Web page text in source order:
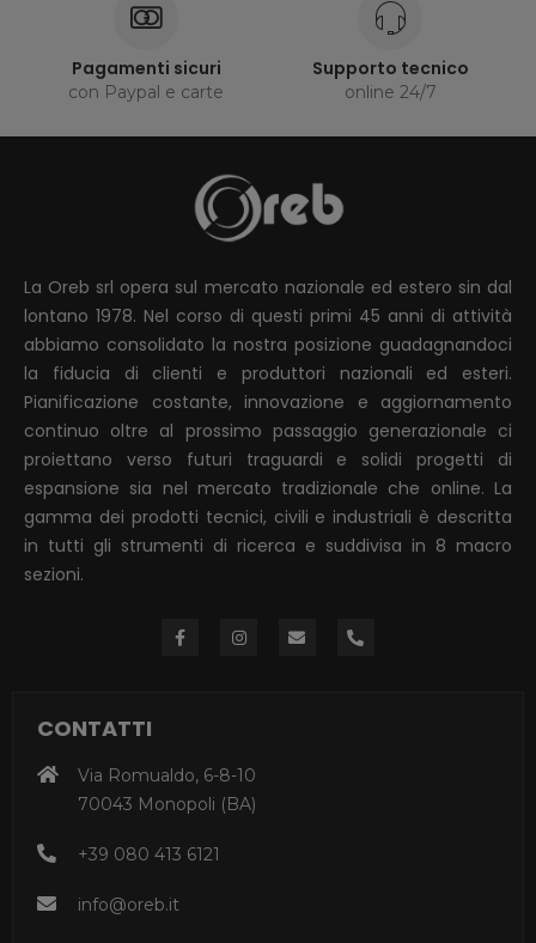
Pagamenti sicuri
con Paypal e carte
Supporto tecnico
online 24/7
La Oreb srl opera sul mercato nazionale ed estero sin dal
lontano 1978. Nel corso di questi primi 45 anni di attività
abbiamo consolidato la nostra posizione guadagnandoci
la fiducia di clienti e produttori nazionali ed esteri.
Pianificazione costante, innovazione e aggiornamento
continuo oltre al prossimo passaggio generazionale ci
proiettano verso futuri traguardi e solidi progetti di
espansione sia nel mercato tradizionale che online. La
gamma dei prodotti tecnici, civili e industriali è descritta
in tutti gli strumenti di ricerca e suddivisa in 8 macro
sezioni.
CONTATTI
Via Romualdo, 6-8-10
70043 Monopoli (BA)
+39 080 413 6121
info@oreb.it